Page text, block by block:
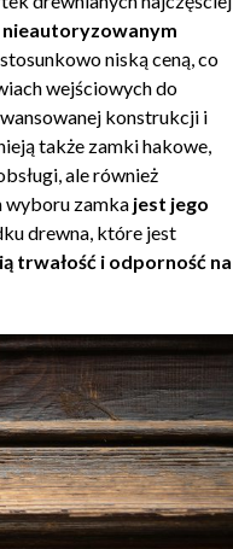
niską ceną, co
wejściowych do
konstrukcji i
także zamki hakowe,
ale również
wyboru zamka jest jego
drewna, które jest
trwałość i odporność na